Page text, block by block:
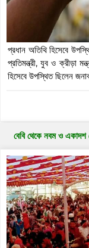
প্রধান অতিথি হিসেবে
প্রতিমন্ত্রী, যুব ও ক্রীড়া
হিসেবে উপস্থিত ছিলেন
বেবি থেকে নবম ও একাদশ